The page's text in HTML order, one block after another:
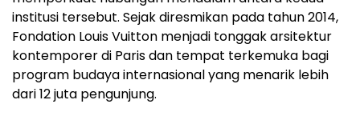
institusi tersebut. Sejak diresmikan pada tahun 2014,
Fondation Louis Vuitton menjadi tonggak arsitektur
kontemporer di Paris dan tempat terkemuka bagi
program budaya internasional yang menarik lebih
dari 12 juta pengunjung.